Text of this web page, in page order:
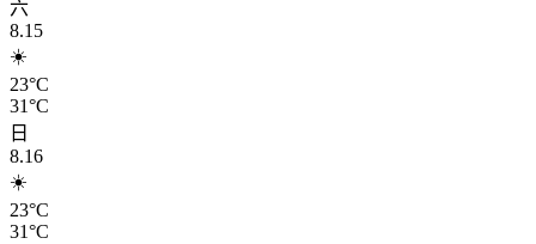
六
8.15
☀️
23°C
31°C
日
8.16
☀️
23°C
31°C